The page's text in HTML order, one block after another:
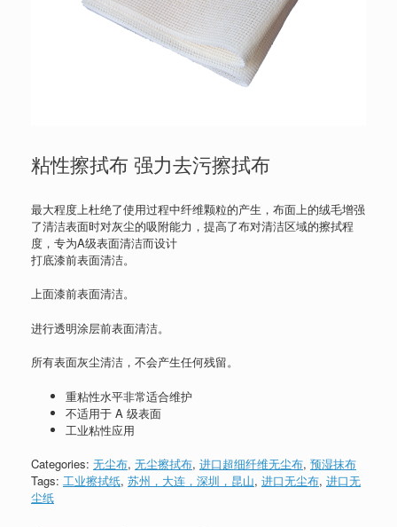
粘性擦拭布 强力去污擦拭布
最大程度上杜绝了使用过程中纤维颗粒的产生，布面上的绒毛增强
了清洁表面时对灰尘的吸附能力，提高了布对清洁区域的擦拭程
度，专为A级表面清洁而设计
打底漆前表面清洁。
上面漆前表面清洁。
进行透明涂层前表面清洁。
所有表面灰尘清洁，不会产生任何残留。
重粘性水平非常适合维护
不适用于 A 级表面
工业粘性应用
Categories: 无尘布, 无尘擦拭布, 进口超细纤维无尘布, 预湿抹布
Tags: 工业擦拭纸, 苏州，大连，深圳，昆山, 进口无尘布, 进口无
尘纸